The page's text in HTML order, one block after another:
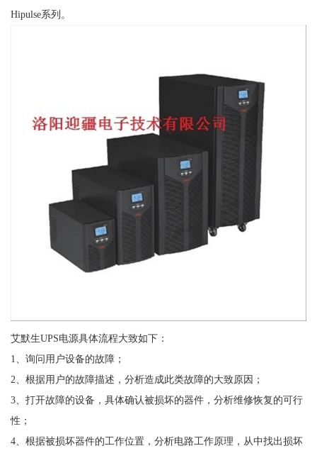
Hipulse系列。
艾默生UPS电源具体流程大致如下：
1、询问用户设备的故障；
2、根据用户的故障描述，分析造成此类故障的大致原因；
3、打开故障的设备，具体确认被损坏的器件，分析维修恢复的可行
性；
4、根据被损坏器件的工作位置，分析电路工作原理，从中找出损坏